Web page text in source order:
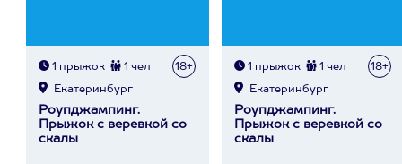
1 прыжок 1 чел 18+
Екатеринбург
Роупджампинг.
Прыжок с веревкой со
скалы
1 прыжок 1 чел 18+
Екатеринбург
Роупджампинг.
Прыжок с веревкой со
скалы